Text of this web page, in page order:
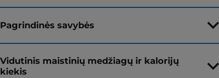
Pagrindinės savybės
Vidutinis maistinių medžiagų ir kalorijų
kiekis